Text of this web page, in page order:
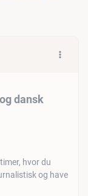
dansk
hvor du
og have